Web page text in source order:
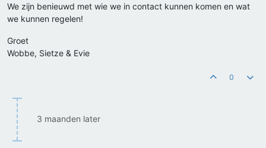
We zijn benieuwd met wie we in contact kunnen komen en wat
we kunnen regelen!
Groet
Wobbe, Sietze & Evie
0
3 maanden later